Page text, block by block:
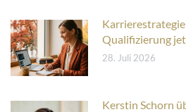
Qualifizierung
28. Juli 2026
Kerstin Schorn